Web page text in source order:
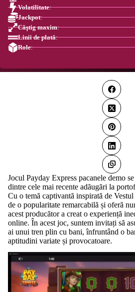
Volatilitate:
Jackpot:
Câştig maxim:
Linii de plată:
Role:
Jocul Payday Express pacanele demo
dintre cele mai recente adăugări la
Cu o temă captivantă inspirată de
de o popularitate remarcabilă și oferă
acest producător a creat o experiență
online. În acest joc, suntem invitați să
ai unui tren plin cu bani, înfruntând o
aptitudini variate și provocatoare.